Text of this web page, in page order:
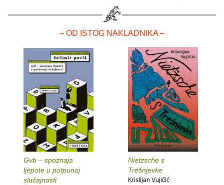
– OD ISTOG NAKLADNIKA –
Gvb – spoznaja
ljepote u potpunoj
slučajnosti
Nietzsche s
Trešnjevke
Kristijan Vujičić